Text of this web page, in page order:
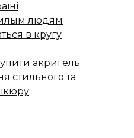
людям
в кругу
акригель
стильного та